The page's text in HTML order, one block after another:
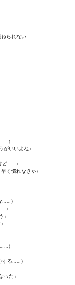
ねられない
）
がいいよね）
ど……）
く慣れなきゃ）
……）
）
」
）
する……）
った」